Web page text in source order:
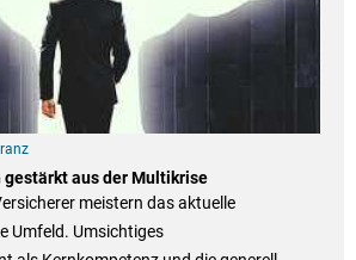
gestärkt aus der Multikrise
meistern das aktuelle
Umfeld. Umsichtiges